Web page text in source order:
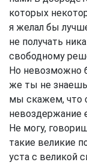
которых
я желал бы
не получать
свободному
Но невозможно
же ты не
мы скажем, что
невоздержание
Не могу,
такие великие
уста с великой